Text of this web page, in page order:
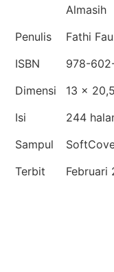
Almasih
Penulis
Fathi
ISBN
978-
Dimensi
13 ×
Isi
244
Sampul
Terbit
Februari